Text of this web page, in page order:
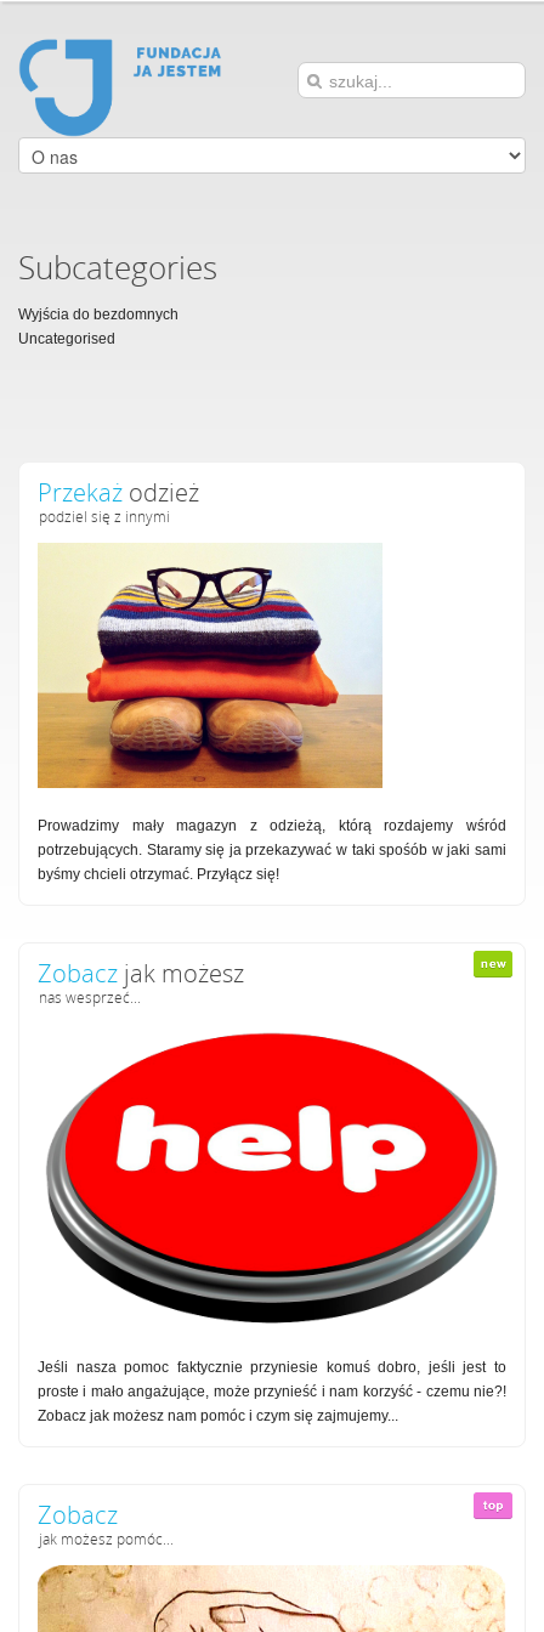
Subcategories
Wyjścia do bezdomnych
Uncategorised
Przekaż odzież
podziel się z innymi
Prowadzimy mały magazyn z odzieżą, którą rozdajemy wśród
potrzebujących. Staramy się ja przekazywać w taki spośób w jaki sami
byśmy chcieli otrzymać. Przyłącz się!
Zobacz jak możesz
nas wesprzeć...
Jeśli nasza pomoc faktycznie przyniesie komuś dobro, jeśli jest to
proste i mało angażujące, może przynieść i nam korzyść - czemu nie?!
Zobacz jak możesz nam pomóc i czym się zajmujemy...
Zobacz
jak możesz pomóc...